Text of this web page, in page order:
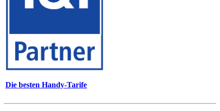
Die besten Handy-Tarife